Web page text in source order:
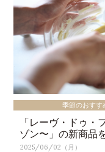
季節のおすす
「レーヴ・ドゥ・
ゾン〜」の新商品
2025/06/02（月）